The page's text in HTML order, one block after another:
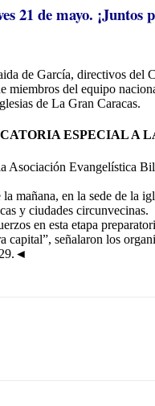
21 de mayo. ¡Juntos
de García, directivos
del equipo
de La Gran Caracas.
ESPECIAL A
Asociación Evangelística
mañana, en la sede de
y ciudades circunvecinas.
en esta etapa
capital”, señalaron los